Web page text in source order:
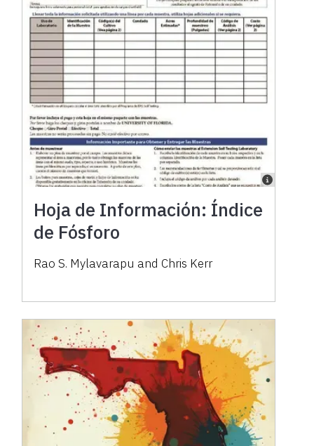
Hoja de Información: Índice
de Fósforo
Rao S. Mylavarapu and Chris Kerr